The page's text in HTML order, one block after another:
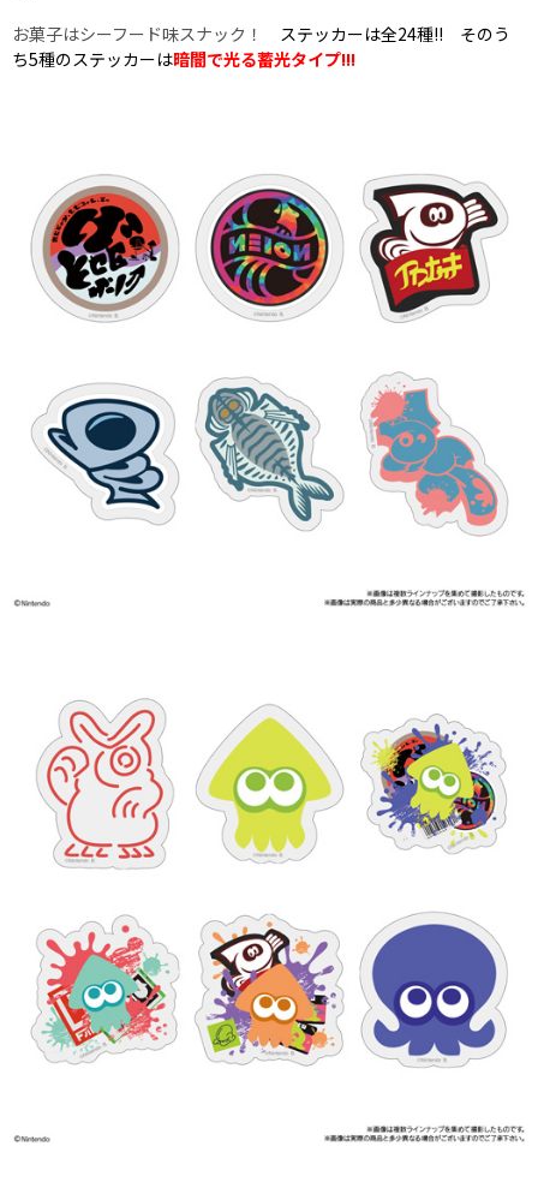
お菓子はシーフード味スナック！ ステッカーは全24種!! そのう
ち5種のステッカーは暗闇で光る蓄光タイプ!!!